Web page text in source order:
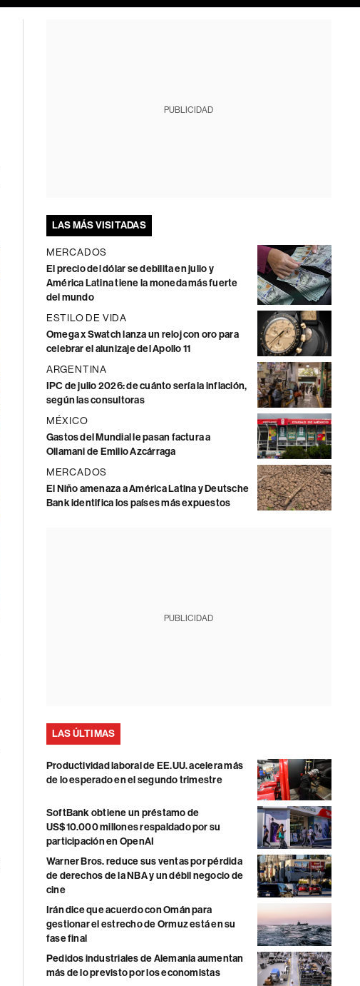
PUBLICIDAD
LAS MÁS VISITADAS
MERCADOS
El precio del dólar se debilita en julio y
América Latina tiene la moneda más fuerte
del mundo
ESTILO DE VIDA
Omega x Swatch lanza un reloj con oro para
celebrar el alunizaje del Apollo 11
ARGENTINA
IPC de julio 2026: de cuánto sería la inflación,
según las consultoras
MÉXICO
Gastos del Mundial le pasan factura a
Ollamani de Emilio Azcárraga
MERCADOS
El Niño amenaza a América Latina y Deutsche
Bank identifica los países más expuestos
PUBLICIDAD
LAS ÚLTIMAS
Productividad laboral de EE.UU. acelera más
de lo esperado en el segundo trimestre
SoftBank obtiene un préstamo de
US$10.000 millones respaldado por su
participación en OpenAI
Warner Bros. reduce sus ventas por pérdida
de derechos de la NBA y un débil negocio de
cine
Irán dice que acuerdo con Omán para
gestionar el estrecho de Ormuz está en su
fase final
Pedidos industriales de Alemania aumentan
más de lo previsto por los economistas